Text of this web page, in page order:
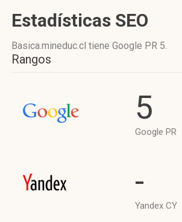
Estadísticas SEO
Basica.mineduc.cl tiene Google PR 5.
Rangos
5
Google PR
-
Yandex CY